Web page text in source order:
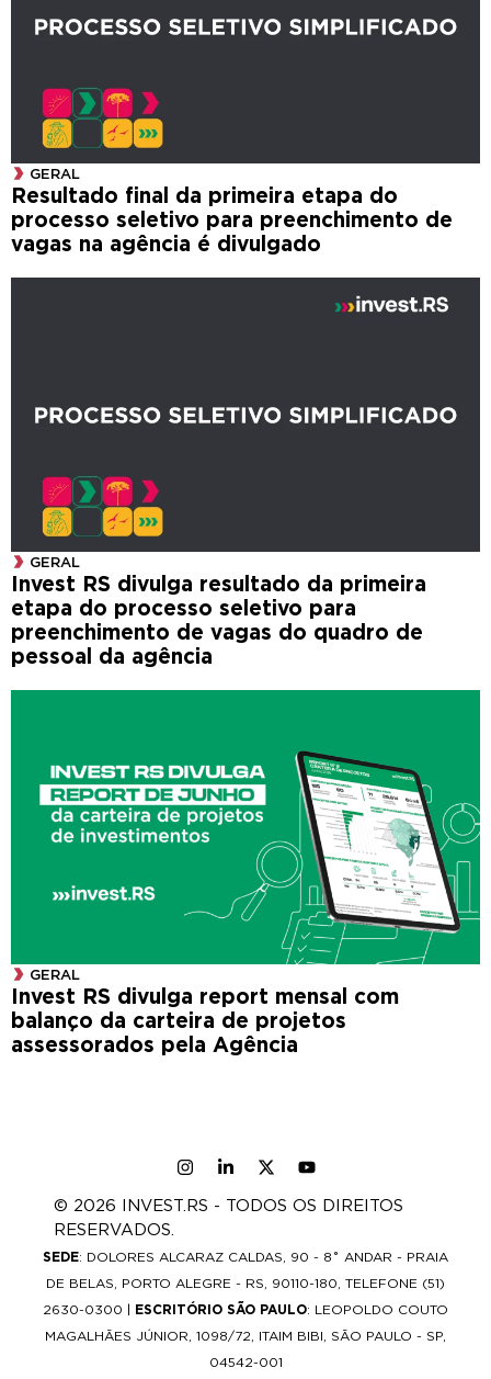
GERAL
Resultado final da primeira etapa do
processo seletivo para preenchimento de
vagas na agência é divulgado
GERAL
Invest RS divulga resultado da primeira
etapa do processo seletivo para
preenchimento de vagas do quadro de
pessoal da agência
GERAL
Invest RS divulga report mensal com
balanço da carteira de projetos
assessorados pela Agência
© 2026 INVEST.RS - TODOS OS DIREITOS
RESERVADOS.
SEDE: DOLORES ALCARAZ CALDAS, 90 - 8˚ ANDAR - PRAIA
DE BELAS, PORTO ALEGRE - RS, 90110-180, TELEFONE (51)
2630-0300 | ESCRITÓRIO SÃO PAULO: LEOPOLDO COUTO
MAGALHÃES JÚNIOR, 1098/72, ITAIM BIBI, SÃO PAULO - SP,
04542-001